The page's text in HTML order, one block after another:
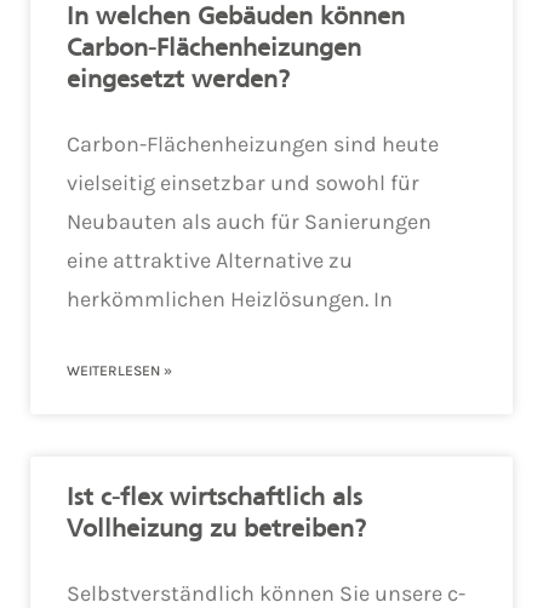
In welchen Gebäuden können
Carbon-Flächenheizungen
eingesetzt werden?
Carbon-Flächenheizungen sind heute
vielseitig einsetzbar und sowohl für
Neubauten als auch für Sanierungen
eine attraktive Alternative zu
herkömmlichen Heizlösungen. In
WEITERLESEN »
Ist c-flex wirtschaftlich als
Vollheizung zu betreiben?
Selbstverständlich können Sie unsere c-